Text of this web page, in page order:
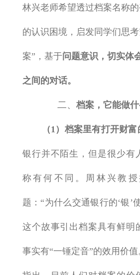
林兴老师希望透过档案名称
的认识困境，启发同学们思
案”，基于问题意识，切实体
之间的对话。
二、 档案，它能做什
（1 ） 档案里有打开财富
银行并不陌生，但是很少有
称有何不同。周林兴教
题：“为什么交通银行的‘银’
这个故事引出档案具有鲜明
事实有“一锤定音”的效用价